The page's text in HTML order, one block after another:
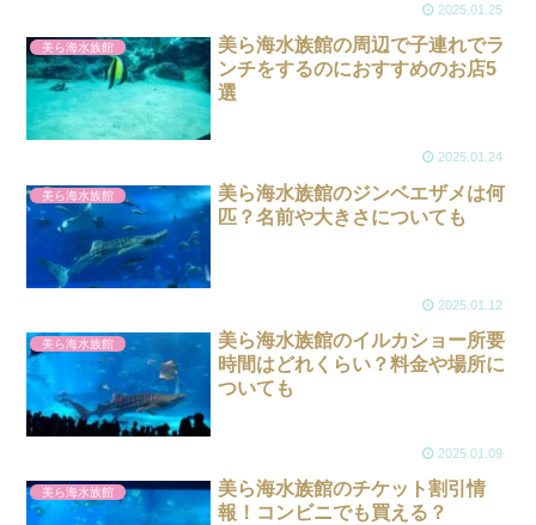
2025.01.25
美ら海水族館
美ら海水族館の周辺で子連れでラ
ンチをするのにおすすめのお店5
選
2025.01.24
美ら海水族館
美ら海水族館のジンベエザメは何
匹？名前や大きさについても
2025.01.12
美ら海水族館
美ら海水族館のイルカショー所要
時間はどれくらい？料金や場所に
ついても
2025.01.09
美ら海水族館
美ら海水族館のチケット割引情
報！コンビニでも買える？